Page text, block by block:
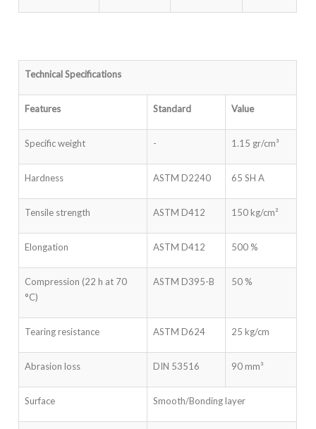
Technical Specifications
Features Standard Value
Specific weight - 1.15 gr/cm³
Hardness ASTM D2240 65 SH A
Tensile strength ASTM D412 150 kg/cm²
Elongation ASTM D412 500 %
Compression (22 h at 70
°C)
ASTM D395-B 50 %
Tearing resistance ASTM D624 25 kg/cm
Abrasion loss DIN 53516 90 mm³
Surface Smooth/Bonding layer